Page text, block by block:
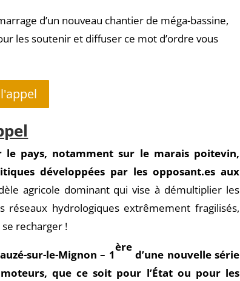
d’un nouveau chantier de méga-bassine,
les soutenir et diffuser ce mot d’ordre vous
le pays, notamment sur le marais poitevin,
développées par les opposant.es aux
agricole dominant qui vise à démultiplier les
hydrologiques extrêmement fragilisés,
recharger !
sur-le-Mignon – 1
ère
d’une nouvelle série
que ce soit pour l’État ou pour les